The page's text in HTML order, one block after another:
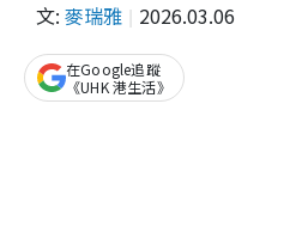
文: 麥瑞雅 2026.03.06
在Google追蹤
《UHK 港生活》